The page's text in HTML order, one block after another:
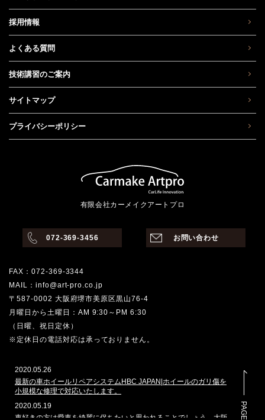
採用情報
よくある質問
技術講習のご案内
サイトマップ
プライバシーポリシー
有限会社カーメイクアートプロ
072-369-3456 お問い合わせ
FAX：072-369-3344
MAIL：info@art-pro.co.jp
〒587-0002 大阪府堺市美原区黒山76-4
月曜日から土曜日：AM 9:30～PM 6:30
（日曜、祝日定休）
※定休日の電話対応は承っておりません。
2020.05.26
最新の車ホイールリペアシステムHBC JAPAN|ホイールのガリ傷を
小規模な修理で対応いたします。
2020.05.19
車好きの方は愛車を綺麗に保ちたいと思われることでしょう。大阪